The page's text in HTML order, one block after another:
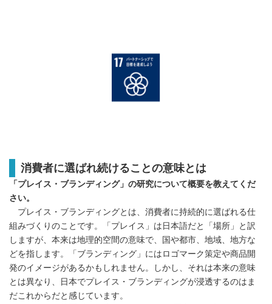
消費者に選ばれ続けることの意味とは
「プレイス・ブランディング」の研究について概要を教えてくだ
さい。
プレイス・ブランディングとは、消費者に持続的に選ばれる仕
組みづくりのことです。「プレイス」は日本語だと「場所」と訳
しますが、本来は地理的空間の意味で、国や都市、地域、地方な
どを指します。「ブランディング」にはロゴマーク策定や商品開
発のイメージがあるかもしれません。しかし、それは本来の意味
とは異なり、日本でプレイス・ブランディングが浸透するのはま
だこれからだと感じています。